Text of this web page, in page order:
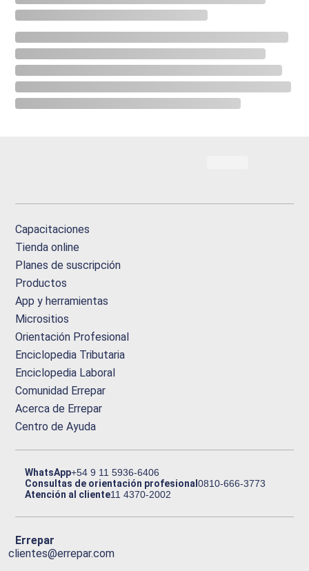
Capacitaciones
Tienda online
Planes de suscripción
Productos
App y herramientas
Micrositios
Orientación Profesional
Enciclopedia Tributaria
Enciclopedia Laboral
Comunidad Errepar
Acerca de Errepar
Centro de Ayuda
WhatsApp+54 9 11 5936-6406
Consultas de orientación profesional0810-666-3773
Atención al cliente11 4370-2002
Errepar
clientes@errepar.com